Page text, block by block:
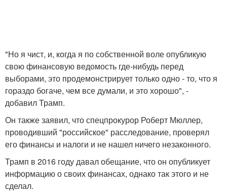
"Но я чист, и, когда я по собственной воле опубликую
свою финансовую ведомость где-нибудь перед
выборами, это продемонстрирует только одно - то, что я
гораздо богаче, чем все думали, и это хорошо", -
добавил Трамп.
Он также заявил, что спецпрокурор Роберт Мюллер,
проводивший "российское" расследование, проверял
его финансы и налоги и не нашел ничего незаконного.
Трамп в 2016 году давал обещание, что он опубликует
информацию о своих финансах, однако так этого и не
сделал.